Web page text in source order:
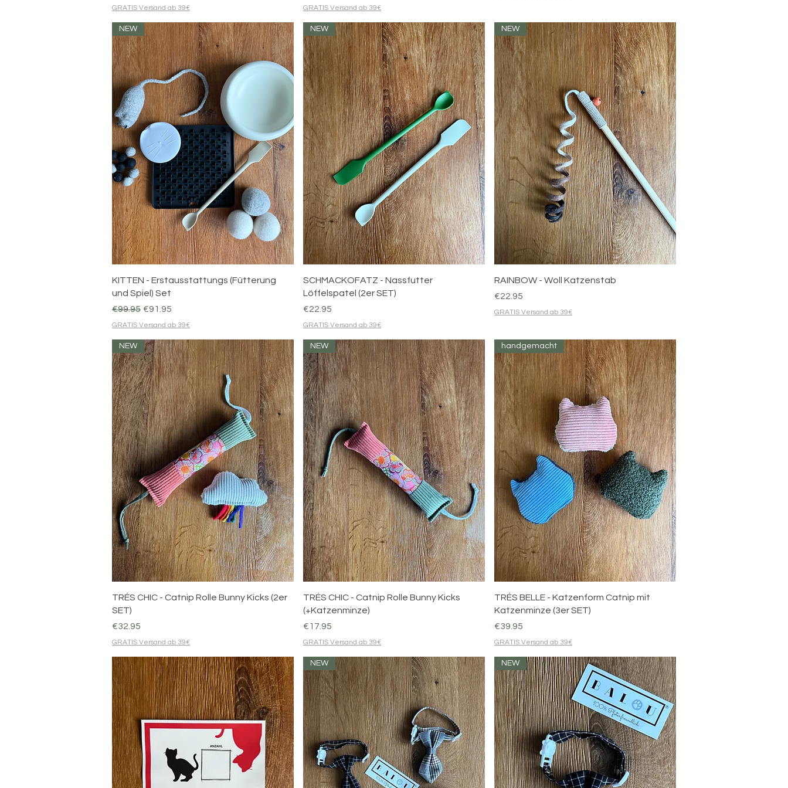
GRATIS Versand ab 39€ GRATIS Versand ab 39€
Quick View
NEW
KITTEN - Erstausstattungs (Fütterung
und Spiel) Set
Regular Price
€99.95 Sale Price
€91.95
GRATIS Versand ab 39€
Quick View
NEW
SCHMACKOFATZ - Nassfutter
Löffelspatel (2er SET)
Price
€22.95
GRATIS Versand ab 39€
Quick View
NEW
RAINBOW - Woll Katzenstab
Price
€22.95
GRATIS Versand ab 39€
Quick View
NEW
TRÉS CHIC - Catnip Rolle Bunny Kicks (2er
SET)
Price
€32.95
GRATIS Versand ab 39€
Quick View
NEW
TRÉS CHIC - Catnip Rolle Bunny Kicks
(+Katzenminze)
Price
€17.95
GRATIS Versand ab 39€
Quick View
handgemacht
TRÉS BELLE - Katzenform Catnip mit
Katzenminze (3er SET)
Price
€39.95
GRATIS Versand ab 39€
NEW NEW